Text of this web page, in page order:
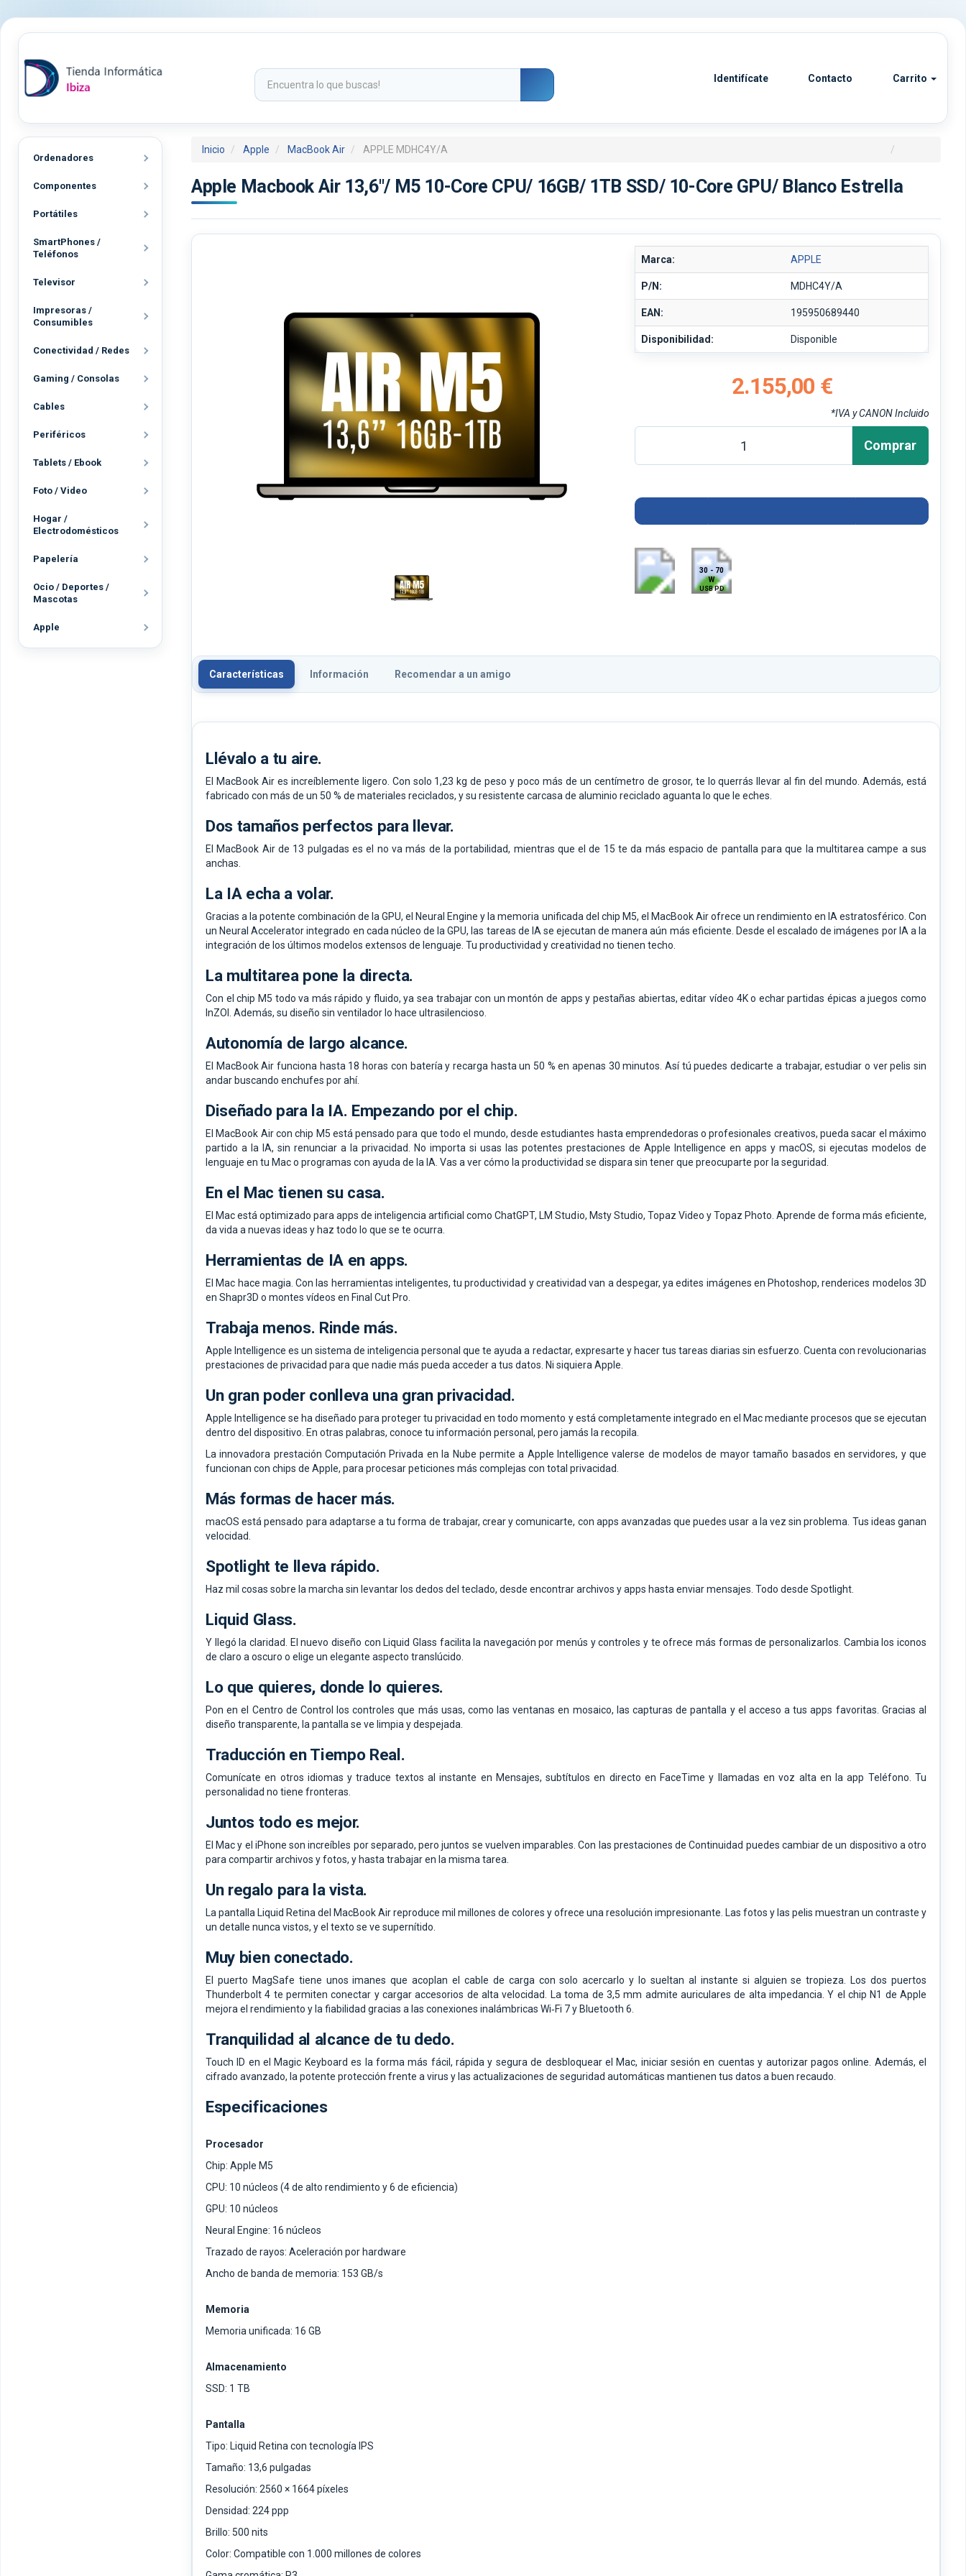
Identifícate Contacto Carrito
Ordenadores
Componentes
Portátiles
SmartPhones /
Teléfonos
Televisor
Impresoras /
Consumibles
Conectividad / Redes
Gaming / Consolas
Cables
Periféricos
Tablets / Ebook
Foto / Video
Hogar /
Electrodomésticos
Papelería
Ocio / Deportes /
Mascotas
Apple
Inicio Apple MacBook Air APPLE MDHC4Y/A
Apple Macbook Air 13,6"/ M5 10-Core CPU/ 16GB/ 1TB SSD/ 10-Core GPU/ Blanco Estrella
Marca: APPLE
P/N: MDHC4Y/A
EAN: 195950689440
Disponibilidad: Disponible
2.155,00 €
*IVA y CANON Incluido
Comprar
30 - 70
W
USB PD
Características Información Recomendar a un amigo
Llévalo a tu aire.
El MacBook Air es increíblemente ligero. Con solo 1,23 kg de peso y poco más de un centímetro de grosor, te lo querrás llevar al fin del mundo. Además, está
fabricado con más de un 50 % de materiales reciclados, y su resistente carcasa de aluminio reciclado aguanta lo que le eches.
Dos tamaños perfectos para llevar.
El MacBook Air de 13 pulgadas es el no va más de la portabilidad, mientras que el de 15 te da más espacio de pantalla para que la multitarea campe a sus
anchas.
La IA echa a volar.
Gracias a la potente combinación de la GPU, el Neural Engine y la memoria unificada del chip M5, el MacBook Air ofrece un rendimiento en IA estratosférico. Con
un Neural Accelerator integrado en cada núcleo de la GPU, las tareas de IA se ejecutan de manera aún más eficiente. Desde el escalado de imágenes por IA a la
integración de los últimos modelos extensos de lenguaje. Tu productividad y creatividad no tienen techo.
La multitarea pone la directa.
Con el chip M5 todo va más rápido y fluido, ya sea trabajar con un montón de apps y pestañas abiertas, editar vídeo 4K o echar partidas épicas a juegos como
InZOI. Además, su diseño sin ventilador lo hace ultrasilencioso.
Autonomía de largo alcance.
El MacBook Air funciona hasta 18 horas con batería y recarga hasta un 50 % en apenas 30 minutos. Así tú puedes dedicarte a trabajar, estudiar o ver pelis sin
andar buscando enchufes por ahí.
Diseñado para la IA. Empezando por el chip.
El MacBook Air con chip M5 está pensado para que todo el mundo, desde estudiantes hasta emprendedoras o profesionales creativos, pueda sacar el máximo
partido a la IA, sin renunciar a la privacidad. No importa si usas las potentes prestaciones de Apple Intelligence en apps y macOS, si ejecutas modelos de
lenguaje en tu Mac o programas con ayuda de la IA. Vas a ver cómo la productividad se dispara sin tener que preocuparte por la seguridad.
En el Mac tienen su casa.
El Mac está optimizado para apps de inteligencia artificial como ChatGPT, LM Studio, Msty Studio, Topaz Video y Topaz Photo. Aprende de forma más eficiente,
da vida a nuevas ideas y haz todo lo que se te ocurra.
Herramientas de IA en apps.
El Mac hace magia. Con las herramientas inteligentes, tu productividad y creatividad van a despegar, ya edites imágenes en Photoshop, renderices modelos 3D
en Shapr3D o montes vídeos en Final Cut Pro.
Trabaja menos. Rinde más.
Apple Intelligence es un sistema de inteligencia personal que te ayuda a redactar, expresarte y hacer tus tareas diarias sin esfuerzo. Cuenta con revolucionarias
prestaciones de privacidad para que nadie más pueda acceder a tus datos. Ni siquiera Apple.
Un gran poder conlleva una gran privacidad.
Apple Intelligence se ha diseñado para proteger tu privacidad en todo momento y está completamente integrado en el Mac mediante procesos que se ejecutan
dentro del dispositivo. En otras palabras, conoce tu información personal, pero jamás la recopila.
La innovadora prestación Computación Privada en la Nube permite a Apple Intelligence valerse de modelos de mayor tamaño basados en servidores, y que
funcionan con chips de Apple, para procesar peticiones más complejas con total privacidad.
Más formas de hacer más.
macOS está pensado para adaptarse a tu forma de trabajar, crear y comunicarte, con apps avanzadas que puedes usar a la vez sin problema. Tus ideas ganan
velocidad.
Spotlight te lleva rápido.
Haz mil cosas sobre la marcha sin levantar los dedos del teclado, desde encontrar archivos y apps hasta enviar mensajes. Todo desde Spotlight.
Liquid Glass.
Y llegó la claridad. El nuevo diseño con Liquid Glass facilita la navegación por menús y controles y te ofrece más formas de personalizarlos. Cambia los iconos
de claro a oscuro o elige un elegante aspecto translúcido.
Lo que quieres, donde lo quieres.
Pon en el Centro de Control los controles que más usas, como las ventanas en mosaico, las capturas de pantalla y el acceso a tus apps favoritas. Gracias al
diseño transparente, la pantalla se ve limpia y despejada.
Traducción en Tiempo Real.
Comunícate en otros idiomas y traduce textos al instante en Mensajes, subtítulos en directo en FaceTime y llamadas en voz alta en la app Teléfono. Tu
personalidad no tiene fronteras.
Juntos todo es mejor.
El Mac y el iPhone son increíbles por separado, pero juntos se vuelven imparables. Con las prestaciones de Continuidad puedes cambiar de un dispositivo a otro
para compartir archivos y fotos, y hasta trabajar en la misma tarea.
Un regalo para la vista.
La pantalla Liquid Retina del MacBook Air reproduce mil millones de colores y ofrece una resolución impresionante. Las fotos y las pelis muestran un contraste y
un detalle nunca vistos, y el texto se ve supernítido.
Muy bien conectado.
El puerto MagSafe tiene unos imanes que acoplan el cable de carga con solo acercarlo y lo sueltan al instante si alguien se tropieza. Los dos puertos
Thunderbolt 4 te permiten conectar y cargar accesorios de alta velocidad. La toma de 3,5 mm admite auriculares de alta impedancia. Y el chip N1 de Apple
mejora el rendi­miento y la fiabilidad gracias a las conexiones inalámbricas Wi‑Fi 7 y Bluetooth 6.
Tranquilidad al alcance de tu dedo.
Touch ID en el Magic Keyboard es la forma más fácil, rápida y segura de desbloquear el Mac, iniciar sesión en cuentas y autorizar pagos online. Además, el
cifrado avanzado, la potente protección frente a virus y las actualizaciones de seguridad automáticas mantienen tus datos a buen recaudo.
Especificaciones
Procesador
Chip: Apple M5
CPU: 10 núcleos (4 de alto rendimiento y 6 de eficiencia)
GPU: 10 núcleos
Neural Engine: 16 núcleos
Trazado de rayos: Aceleración por hardware
Ancho de banda de memoria: 153 GB/s
Memoria
Memoria unificada: 16 GB
Almacenamiento
SSD: 1 TB
Pantalla
Tipo: Liquid Retina con tecnología IPS
Tamaño: 13,6 pulgadas
Resolución: 2560 × 1664 píxeles
Densidad: 224 ppp
Brillo: 500 nits
Color: Compatible con 1.000 millones de colores